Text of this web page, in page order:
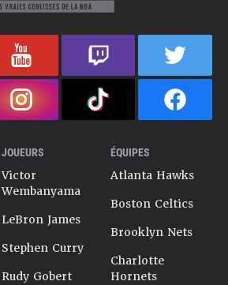
JOUEURS
Victor
Wembanyama
LeBron James
Stephen Curry
Rudy Gobert
ÉQUIPES
Atlanta Hawks
Boston Celtics
Brooklyn Nets
Charlotte
Hornets